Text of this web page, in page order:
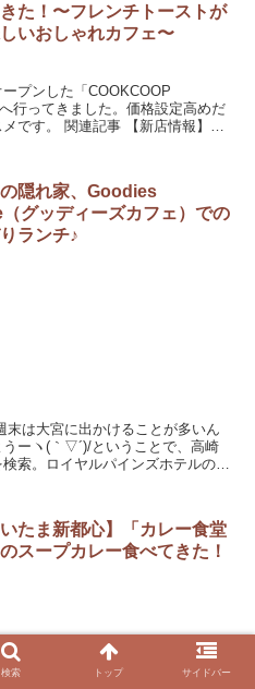
た！〜フレンチトーストが
いおしゃれカフェ〜
プンした「COOKCOOP
行ってきました。価格設定高めだ
です。 関連記事 【新店情報】
隠れ家、Goodies
グッディーズカフェ）での
ランチ♪
は大宮に出かけることが多いん
ーヽ(｀▽´)/ということで、高崎
索。ロイヤルパインズホテルの近
いたま新都心】「カレー食堂
スープカレー食べてきた！
忘れていたお店があり…今さらレ
「スープカレー心」です。けやき
検索 トップ サイドバー